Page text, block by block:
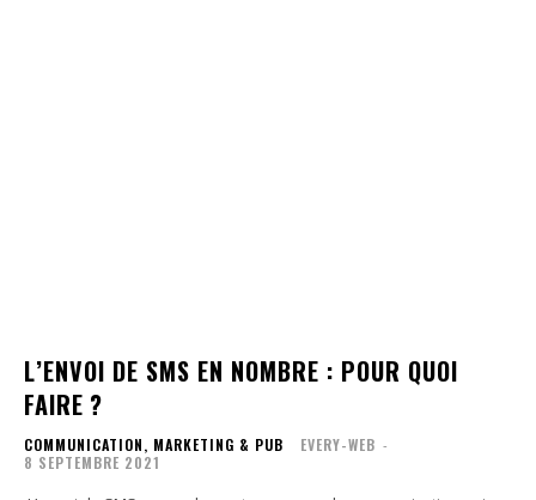
L’ENVOI DE SMS EN NOMBRE : POUR QUOI
FAIRE ?
COMMUNICATION, MARKETING & PUB EVERY-WEB -
8 SEPTEMBRE 2021